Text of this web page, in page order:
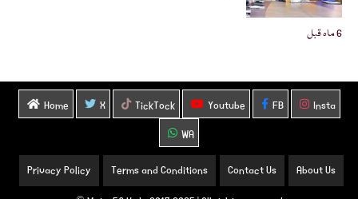
6 ماہ قبل
Home X TickTock Youtube FB
Insta
WA
About Us
Contact Us
Terms and Conditions
Privacy Policy